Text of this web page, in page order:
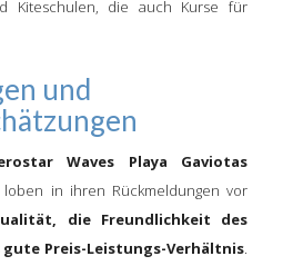
Kiteschulen, die auch Kurse für
und
Waves Playa Gaviotas
in ihren Rückmeldungen vor
die Freundlichkeit des
gute Preis-Leistungs-Verhältnis.